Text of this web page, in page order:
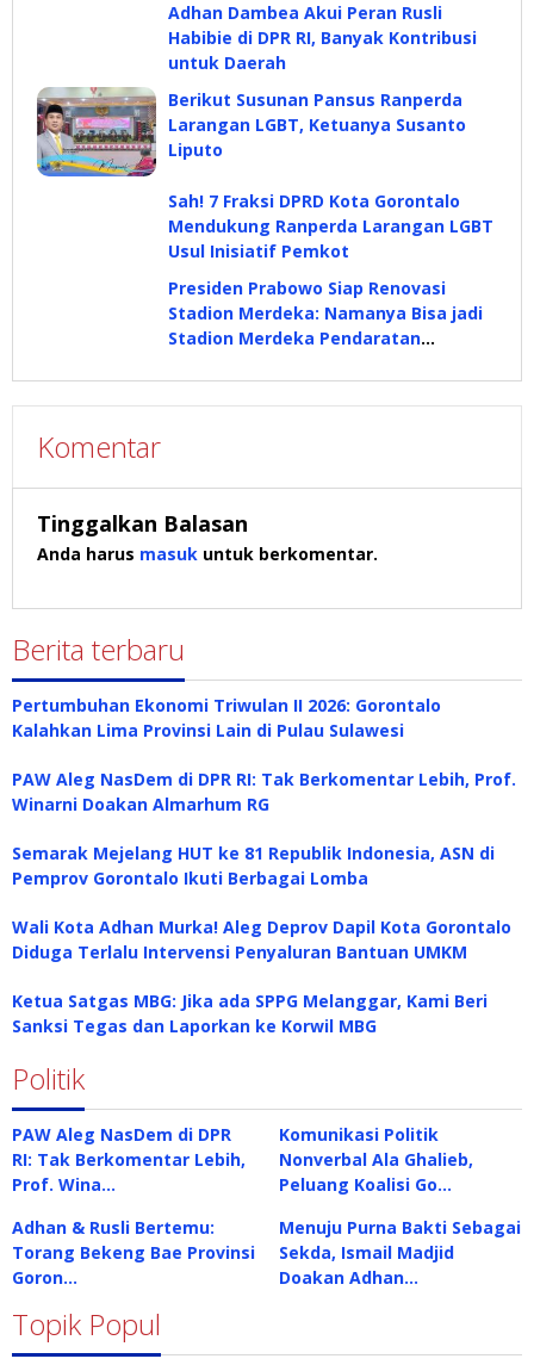
Adhan Dambea Akui Peran Rusli
Habibie di DPR RI, Banyak Kontribusi
untuk Daerah
Berikut Susunan Pansus Ranperda
Larangan LGBT, Ketuanya Susanto
Liputo
Sah! 7 Fraksi DPRD Kota Gorontalo
Mendukung Ranperda Larangan LGBT
Usul Inisiatif Pemkot
Presiden Prabowo Siap Renovasi
Stadion Merdeka: Namanya Bisa jadi
Stadion Merdeka Pendaratan
Komentar
Tinggalkan Balasan
Anda harus masuk untuk berkomentar.
Berita terbaru
Pertumbuhan Ekonomi Triwulan II 2026: Gorontalo
Kalahkan Lima Provinsi Lain di Pulau Sulawesi
PAW Aleg NasDem di DPR RI: Tak Berkomentar Lebih, Prof.
Winarni Doakan Almarhum RG
Semarak Mejelang HUT ke 81 Republik Indonesia, ASN di
Pemprov Gorontalo Ikuti Berbagai Lomba
Wali Kota Adhan Murka! Aleg Deprov Dapil Kota Gorontalo
Diduga Terlalu Intervensi Penyaluran Bantuan UMKM
Ketua Satgas MBG: Jika ada SPPG Melanggar, Kami Beri
Sanksi Tegas dan Laporkan ke Korwil MBG
Politik
PAW Aleg NasDem di DPR
RI: Tak Berkomentar Lebih,
Prof. Wina…
Komunikasi Politik
Nonverbal Ala Ghalieb,
Peluang Koalisi Go…
Adhan & Rusli Bertemu:
Torang Bekeng Bae Provinsi
Goron…
Menuju Purna Bakti Sebagai
Sekda, Ismail Madjid
Doakan Adhan…
Topik Popul